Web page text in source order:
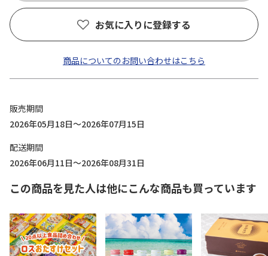
お気に入りに登録する
商品についてのお問い合わせはこちら
販売期間
2026年05月18日～2026年07月15日
配送期間
2026年06月11日～2026年08月31日
この商品を見た人は他にこんな商品も買っています